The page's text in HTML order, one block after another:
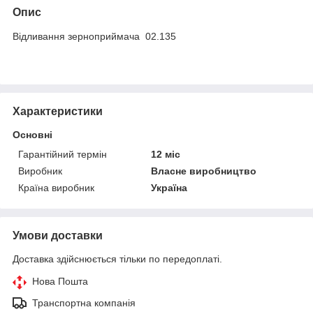
Опис
Відливання зерноприймача 02.135
Характеристики
Основні
Гарантійний термін
12 міс
Виробник
Власне виробництво
Країна виробник
Україна
Умови доставки
Доставка здійснюється тільки по передоплаті.
Нова Пошта
Транспортна компанія